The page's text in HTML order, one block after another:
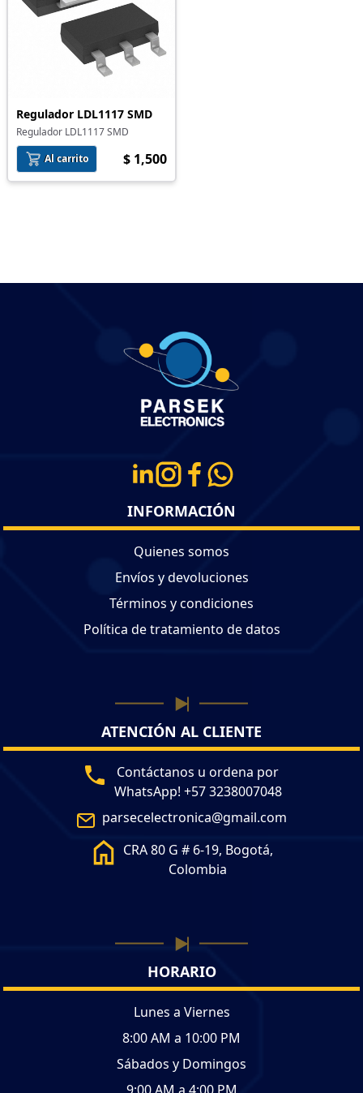
Regulador LDL1117 SMD
Regulador LDL1117 SMD
Al carrito
$ 1,500
INFORMACIÓN
Quienes somos
Envíos y devoluciones
Términos y condiciones
Política de tratamiento de datos
ATENCIÓN AL CLIENTE
Contáctanos u ordena por
WhatsApp! +57 3238007048
parsecelectronica@gmail.com
CRA 80 G # 6-19, Bogotá,
Colombia
HORARIO
Lunes a Viernes
8:00 AM a 10:00 PM
Sábados y Domingos